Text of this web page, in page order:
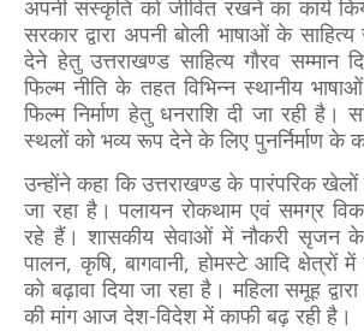
अपनी संस्कृति को जीवित रखने का कार्य
सरकार द्वारा अपनी बोली भाषाओं के
देने हेतु उत्तराखण्ड साहित्य गौरव सम्मान
फिल्म नीति के तहत विभिन्न स्थानीय
फिल्म निर्माण हेतु धनराशि दी जा रही है।
स्थलों को भव्य रूप देने के लिए पुनर्निर्माण के
उन्होंने कहा कि उत्तराखण्ड के पारंपरिक खेलों
जा रहा है। पलायन रोकथाम एवं समग्र
रहे हैं। शासकीय सेवाओं में नौकरी सृजन के
पालन, कृषि, बागवानी, होमस्टे आदि क्षेत्रों
को बढ़ावा दिया जा रहा है। महिला समूह
की मांग आज देश-विदेश में काफी बढ़ रही है।